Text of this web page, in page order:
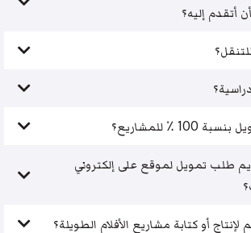
أتقدم إليه؟
٪ للمشاريع؟
طلب تمويل لموقع على إلكتروني
أو كتابة مشاريع الأفلام الطويلة؟